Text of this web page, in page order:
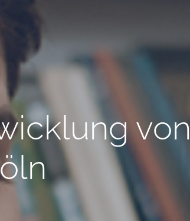
von